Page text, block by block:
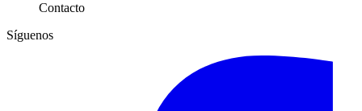
Contacto
Síguenos